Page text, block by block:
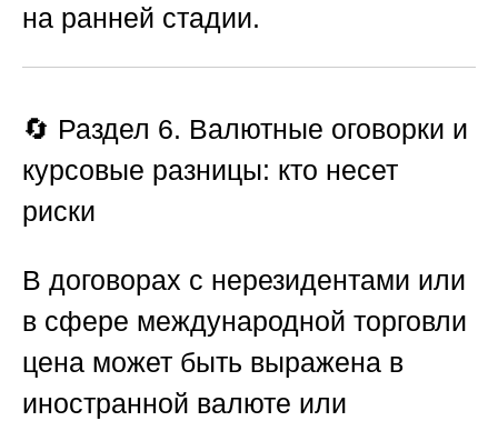
на ранней стадии.
🔄 Раздел 6. Валютные оговорки и
курсовые разницы: кто несет
риски
В договорах с нерезидентами или
в сфере международной торговли
цена может быть выражена в
иностранной валюте или